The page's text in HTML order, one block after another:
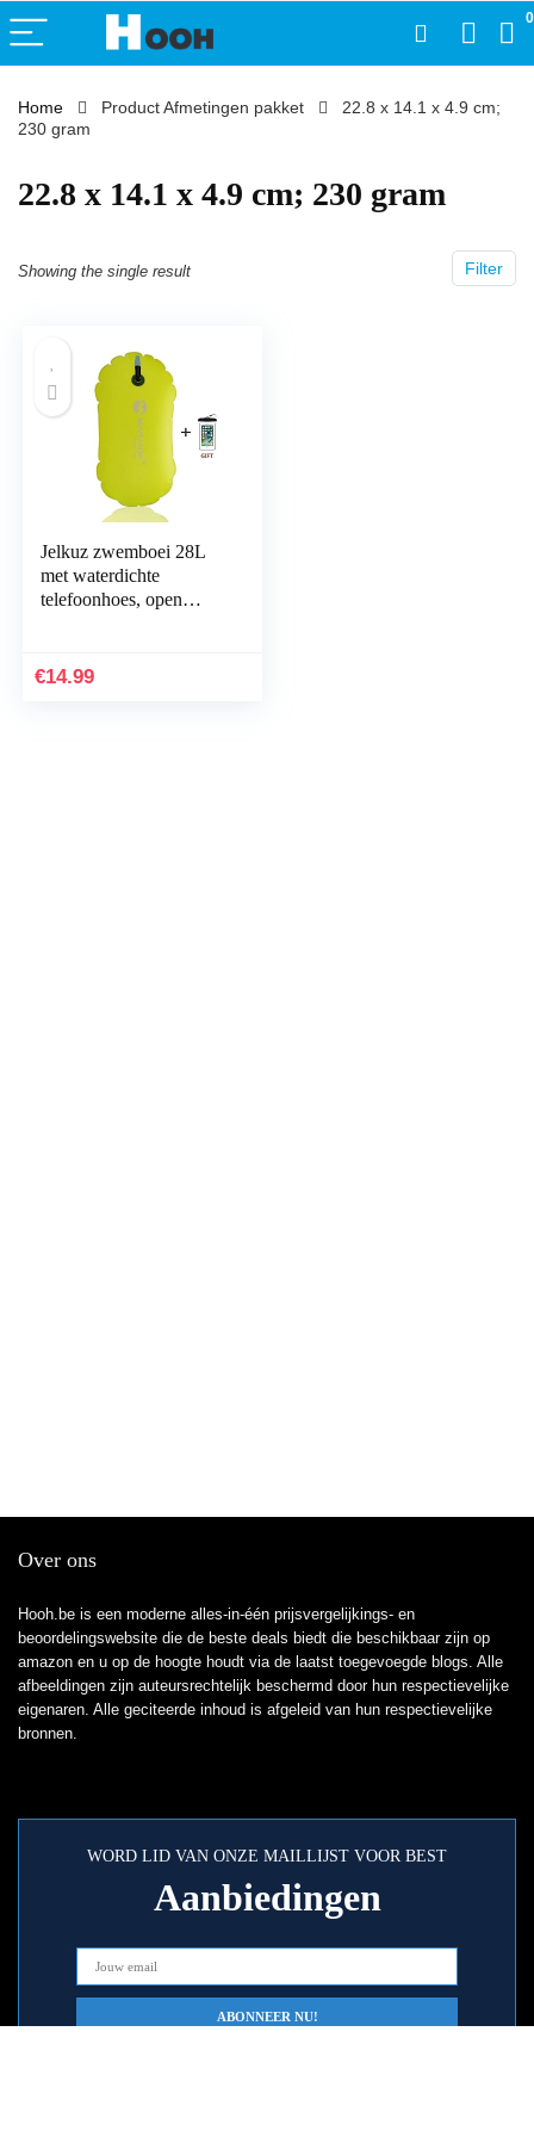
0
Home Product Afmetingen pakket
‎22.8 x 14.1 x 4.9 cm;
230 gram
‎22.8 x 14.1 x 4.9 cm; 230 gram
Filter
Showing the single result
Jelkuz zwemboei 28L
met waterdichte
telefoonhoes, open
triatleten, snorkelaars…
€14.99
Over ons
Hooh.be is een moderne alles-in-één prijsvergelijkings- en
beoordelingswebsite die de beste deals biedt die beschikbaar zijn op
amazon en u op de hoogte houdt via de laatst toegevoegde blogs. Alle
afbeeldingen zijn auteursrechtelijk beschermd door hun respectievelijke
eigenaren. Alle geciteerde inhoud is afgeleid van hun respectievelijke
bronnen.
WORD LID VAN ONZE MAILLIJST VOOR BEST
Aanbiedingen